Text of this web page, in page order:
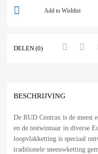
Add to Wishlist
DELEN (0)
BESCHRIJVING
De RUD Centrax is de meest
en de testwinnaar in diverse
loopvlakketting is speciaal
traditionele sneeuwketting